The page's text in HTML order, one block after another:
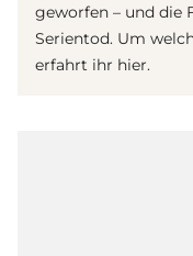
geworfen – und die
Serientod. Um
erfahrt ihr hier.